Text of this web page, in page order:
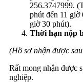
256.3747999.
phút đến 11 giờ
giờ 30 phút).
Thời hạn nộp
(Hồ sơ nhận được
Rất mong nhận được
nghiệp.